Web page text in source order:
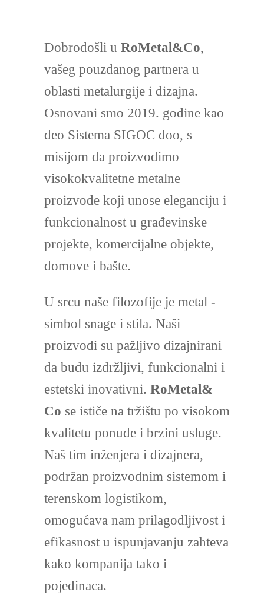
Dobrodošli u RoMetal&Co,
vašeg pouzdanog partnera u
oblasti metalurgije i dizajna.
Osnovani smo 2019. godine kao
deo Sistema SIGOC doo, s
misijom da proizvodimo
visokokvalitetne metalne
proizvode koji unose eleganciju i
funkcionalnost u građevinske
projekte, komercijalne objekte,
domove i bašte.
U srcu naše filozofije je metal -
simbol snage i stila. Naši
proizvodi su pažljivo dizajnirani
da budu izdržljivi, funkcionalni i
estetski inovativni. RoMetal&
Co se ističe na tržištu po visokom
kvalitetu ponude i brzini usluge.
Naš tim inženjera i dizajnera,
podržan proizvodnim sistemom i
terenskom logistikom,
omogućava nam prilagodljivost i
efikasnost u ispunjavanju zahteva
kako kompanija tako i
pojedinaca.